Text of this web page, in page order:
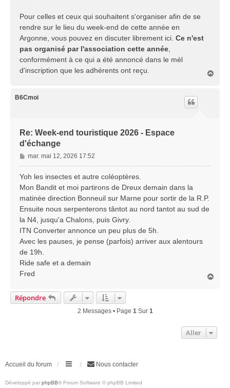
g
e
Pour celles et ceux qui souhaitent s'organiser afin de se
rendre sur le lieu du week-end de cette année en
Argonne, vous pouvez en discuter librement ici. Ce n'est
pas organisé par l'association cette année
conformément à ce qui a été annoncé dans le mél
d'inscription que les adhérents ont reçu.
B6Cmoi
Re: Week-end touristique 2026 - Espace
d'échange
M
e
s
g
e
mar. mai 12, 2026 17:52
Yoh les insectes et autre coléoptères.
Mon Bandit et moi partirons de Dreux demain dans la
matinée direction Bonneuil sur Marne pour sortir de la R.P.
Ensuite nous serpenterons tântot au nord tantot au sud de
la N4, jusqu'a Chalons, puis Givry.
ITN Converter annonce un peu plus de 5h.
Avec les pauses, je pense (parfois) arriver aux alentours
de 19h.
Ride safe et a demain
Fred
Répondre
2 Messages • Page 1Sur 1
Aller
Accueil du forum Nous contacter
Développé par phpBB® Forum Software © phpBB Limited